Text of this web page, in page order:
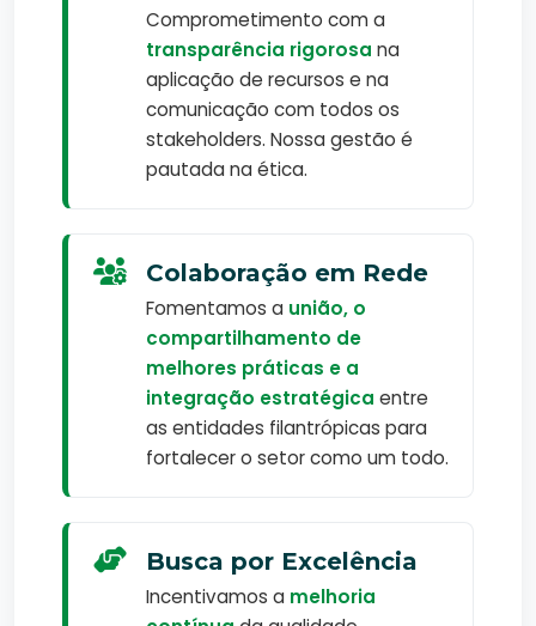
Comprometimento com a
transparência rigorosa na
aplicação de recursos e na
comunicação com todos os
stakeholders. Nossa gestão é
pautada na ética.
Colaboração em Rede
Fomentamos a união, o
compartilhamento de
melhores práticas e a
integração estratégica entre
as entidades filantrópicas para
fortalecer o setor como um todo.
Busca por Excelência
Incentivamos a melhoria